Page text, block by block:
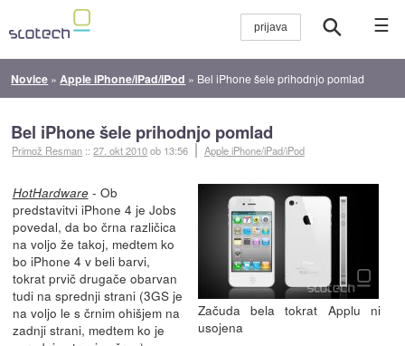
☰
Novice » Apple iPhone/iPad/iPod » Bel iPhone šele prihodnjo pomlad
Bel iPhone šele prihodnjo pomlad
Primož Resman ::27. okt 2010ob 13:56 Apple iPhone/iPad/iPod
Začuda bela tokrat Applu ni
usojena
HotHardware- Ob
predstavitvi iPhone 4 je Jobs
povedal, da bo črna različica
na voljo že takoj, medtem ko
bo iPhone 4 v beli barvi,
tokrat prvič drugače obarvan
tudi na sprednji strani (3GS je
na voljo le s črnim ohišjem na
zadnji strani, medtem ko je